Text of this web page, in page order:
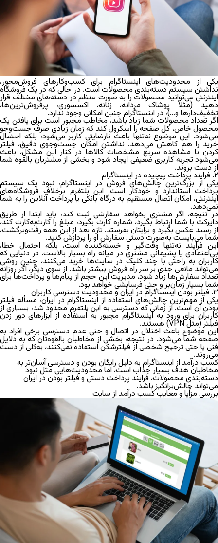
یکی از محدودیت‌های اینستاگرام برای کسب‌وکارهای فروش‌محور،
نداشتن سیستم دسته‌بندی محصولات است. در حالی که در یک فروشگاه
اینترنتی می‌توانید محصولات را به صورت منظم در دسته‌های مختلف قرار
دهید (مثلاً پوشاک مردانه، زنانه، اکسسوری، پرفروش‌ترین‌ها،
تخفیف‌دارها و…)، در اینستاگرام چنین امکانی وجود ندارد.
اگر تعداد محصولات شما زیاد باشد، مخاطب مجبور است برای یافتن یک
محصول خاص، کل صفحه را اسکرول کند که زمان زیادی صرف جست‌وجو
می‌شود. این موضوع نه‌تنها باعث نارضایتی کاربر می‌شود، بلکه احتمال
خرید را هم کاهش می‌دهد. نداشتن امکان جست‌وجوی دقیق، فیلتر
کردن یا مشاهده سریع مشخصات کالاها در کنار این مشکل، باعث
می‌شود تجربه کاربری ضعیفی ایجاد شود و بخشی از مشتریان بالقوه شما
از دست بروند.
۲. فرایند پرداخت پیچیده در اینستاگرام
یکی از بزرگ‌ترین چالش‌های فروش در اینستاگرام، نبود یک سیستم
پرداخت استاندارد و خودکاراست. این پلتفرم برخلاف فروشگاه‌های
اینترنتی، امکان اتصال مستقیم به درگاه بانکی یا پرداخت آنلاین را به شما
نمی‌دهد.
در نتیجه، اگر مشتری بخواهد سفارشی ثبت کند، باید ابتدا از طریق
دایرکت با شما ارتباط بگیرد، شماره کارت بگیرد، مبلغ را کارت‌به‌کارت کند،
از رسید عکس بگیرد و برایتان بفرستد. تازه بعد از این همه رفت‌و‌برگشت،
شما می‌بایست به‌صورت دستی سفارش او را پردازش کنید.
این فرایند نه‌تنها وقت‌گیر و خسته‌کننده است، بلکه احتمال خطا،
بی‌اعتمادی یا پشیمانی مشتری در میانه راه بسیار بالاست. در دنیایی که
کاربران به راحتی با چند کلیک در سایت‌ها خرید می‌کنند، چنین روشی
می‌تواند مانعی جدی بر سر راه فروش بیشتر باشد. از سوی دیگر، اگر روزانه
تعداد سفارش‌ها زیاد شود، مدیریت این حجم از پیام‌ها و پرداخت‌ها برای
شما بسیار زمان‌بر و حتی فرسایشی خواهد بود.
۳. فیلتر بودن اینستاگرام در ایران و محدودیت دسترسی کاربران
یکی از مهم‌ترین چالش‌های استفاده از اینستاگرام در ایران، مسأله فیلتر
بودن آن است. از زمانی که دسترسی به این پلتفرم محدود شد، بسیاری از
کاربران برای ورود به اینستاگرام مجبور به استفاده از ابزارهای دور زدن
فیلتر (مثل VPN) هستند.
این موضوع باعث اختلال در اتصال و حتی عدم دسترسی برخی افراد به
صفحه شما می‌شود. در نتیجه، بخشی از مخاطبان بالقوه‌تان که به دلایل
فنی یا حتی ترجیح شخصی از فیلترشکن استفاده نمی‌کنند، به‌کلی از دست
می‌روند.
کسب درآمد از اینستاگرام به دلیل رایگان بودن و دسترسی آسان‌تر به
مخاطبان هدف بسیار جذاب است، اما محدودیت‌هایی مثل نبود
دسته‌بندی محصولات، فرایند پرداخت دستی و فیلتر بودن در ایران
می‌تواند چالش‌برانگیز باشد.
بررسی مزایا و معایب کسب درآمد از سایت